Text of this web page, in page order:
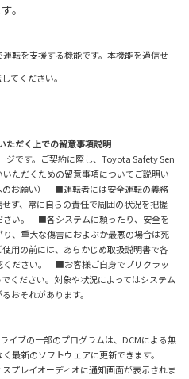
。
転を支援する機能です。本機能を過信せ
てください。
ただく上での留意事項説明
ジです。ご契約に際し、Toyota Safety Sen
ただくための留意事項についてご説明い
のお願い） ■運転者には安全運転の義務
ず、常に自らの責任で周囲の状況を把握
さい。 ■各システムに頼ったり、安全を
、重大な傷害におよぶか最悪の場合は死
用の前には、あらかじめ取扱説明書で各
ください。 ■お客様ご自身でプリクラッ
ください。対象や状況によってはシステム
おそれがあります。
イブの一部のプログラムは、DCMによる無
最新のソフトウェアに更新できます。
プレイオーディオに通知画面が表示されま